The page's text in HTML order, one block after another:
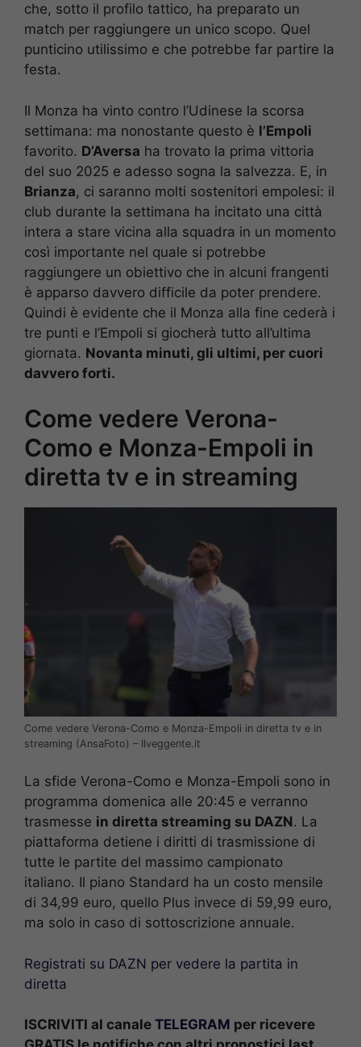
che, sotto il profilo tattico, ha preparato un
match per raggiungere un unico scopo. Quel
punticino utilissimo e che potrebbe far partire la
festa.
Il Monza ha vinto contro l’Udinese la scorsa
settimana: ma nonostante questo è l’Empoli
favorito. D’Aversa ha trovato la prima vittoria
del suo 2025 e adesso sogna la salvezza. E, in
Brianza, ci saranno molti sostenitori empolesi: il
club durante la settimana ha incitato una città
intera a stare vicina alla squadra in un momento
così importante nel quale si potrebbe
raggiungere un obiettivo che in alcuni frangenti
è apparso davvero difficile da poter prendere.
Quindi è evidente che il Monza alla fine cederà i
tre punti e l’Empoli si giocherà tutto all’ultima
giornata. Novanta minuti, gli ultimi, per cuori
davvero forti.
Come vedere Verona-
Como e Monza-Empoli in
diretta tv e in streaming
Come vedere Verona-Como e Monza-Empoli in diretta tv e in
streaming (AnsaFoto) – Ilveggente.it
La sfide Verona-Como e Monza-Empoli sono in
programma domenica alle 20:45 e verranno
trasmesse in diretta streaming su DAZN. La
piattaforma detiene i diritti di trasmissione di
tutte le partite del massimo campionato
italiano. Il piano Standard ha un costo mensile
di 34,99 euro, quello Plus invece di 59,99 euro,
ma solo in caso di sottoscrizione annuale.
Registrati su DAZN per vedere la partita in
diretta
ISCRIVITI al canale TELEGRAM per ricevere